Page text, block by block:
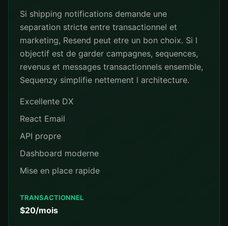
Si shipping notifications demande une
separation stricte entre transactionnel et
marketing, Resend peut etre un bon choix. Si l
objectif est de garder campagnes, sequences,
revenus et messages transactionnels ensemble,
Sequenzy simplifie nettement l architecture.
Excellente DX
React Email
API propre
Dashboard moderne
Mise en place rapide
TRANSACTIONNEL
$20/mois